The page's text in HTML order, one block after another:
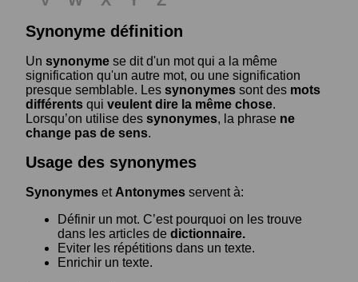
Synonyme définition
Un synonyme se dit d'un mot qui a la même
signification qu'un autre mot, ou une signification
presque semblable. Les synonymes sont des mots
différents qui veulent dire la même chose.
Lorsqu’on utilise des synonymes, la phrase ne
change pas de sens.
Usage des synonymes
Synonymes et Antonymes servent à:
Définir un mot. C’est pourquoi on les trouve
dans les articles de dictionnaire.
Eviter les répétitions dans un texte.
Enrichir un texte.